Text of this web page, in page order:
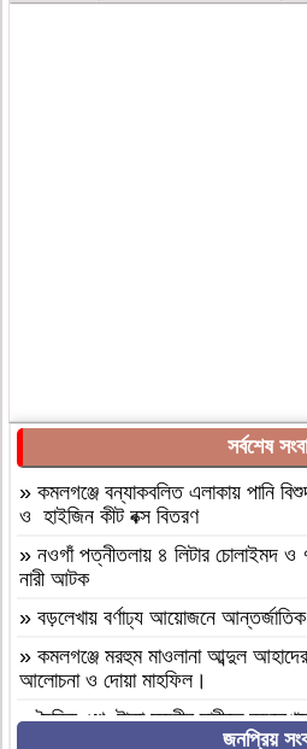
সর্বশেষ
» কমলগঞ্জে বন্যাকবলিত এলাকায় পানি
ও হাইজিন কীট বক্স বিতরণ
» নওগাঁ পত্নীতলায় ৪ লিটার চোলাইমদ ও
নারী আটক
» বড়লেখায় বর্ণাঢ্য আয়োজনে
» কমলগঞ্জে মরহুম মাওলানা আব্দুল
আলোচনা ও দোয়া মাহফিল।
»দৈনিক ৫শ টাকা মজুরীর দাবীতে
জনপ্রিয়